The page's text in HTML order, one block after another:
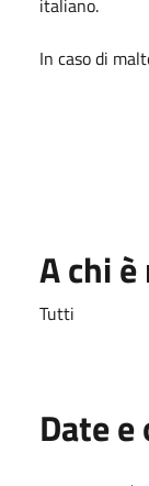
In caso di
A chi
Tutti
Date